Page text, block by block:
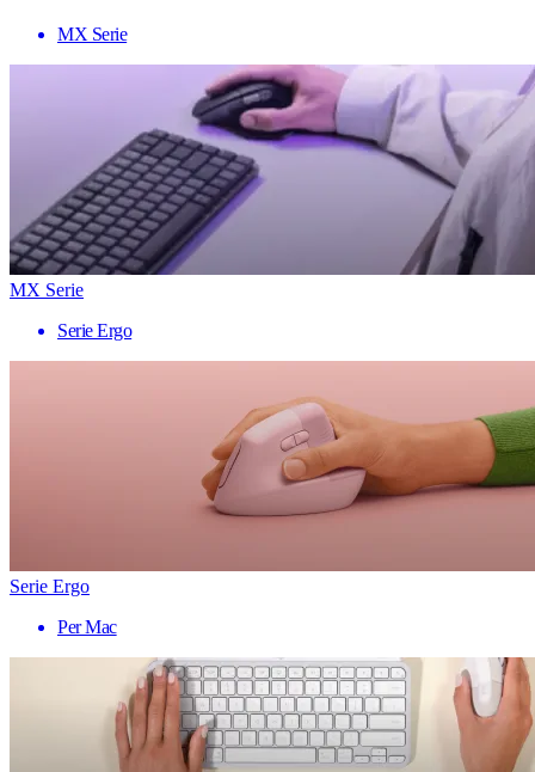
MX Serie
MX Serie
Serie Ergo
Serie Ergo
Per Mac